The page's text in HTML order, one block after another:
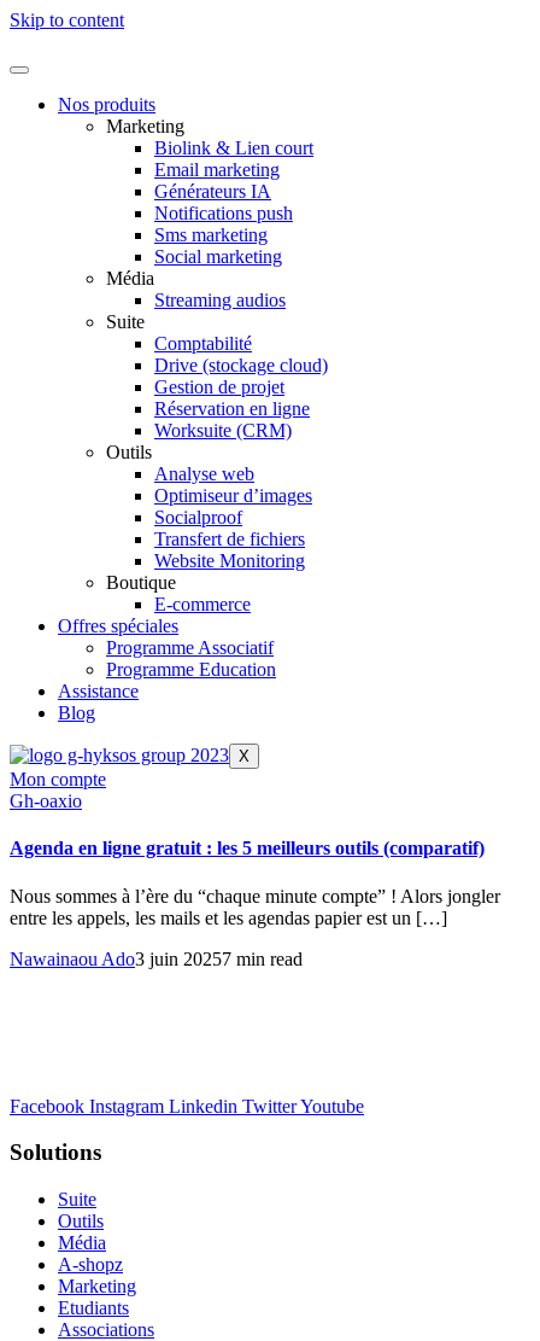
Skip to content
Nos produits
Marketing
Biolink & Lien court
Email marketing
Générateurs IA
Notifications push
Sms marketing
Social marketing
Média
Streaming audios
Suite
Comptabilité
Drive (stockage cloud)
Gestion de projet
Réservation en ligne
Worksuite (CRM)
Outils
Analyse web
Optimiseur d’images
Socialproof
Transfert de fichiers
Website Monitoring
Boutique
E-commerce
Offres spéciales
Programme Associatif
Programme Education
Assistance
Blog
X
Mon compte
Gh-oaxio
Agenda en ligne gratuit : les 5 meilleurs outils (comparatif)
Nous sommes à l’ère du “chaque minute compte” ! Alors jongler
entre les appels, les mails et les agendas papier est un […]
Nawainaou Ado3 juin 20257 min read
Facebook Instagram Linkedin TwitterYoutube
Solutions
Suite
Outils
Média
A-shopz
Marketing
Etudiants
Associations